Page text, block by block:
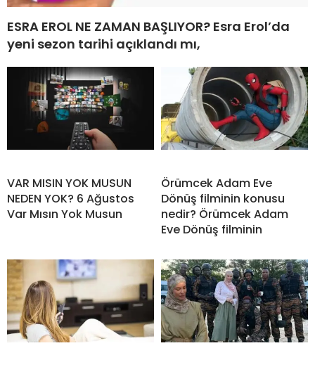
ESRA EROL NE ZAMAN BAŞLIYOR? Esra Erol’da
yeni sezon tarihi açıklandı mı,
VAR MISIN YOK MUSUN
NEDEN YOK? 6 Ağustos
Var Mısın Yok Musun
Örümcek Adam Eve
Dönüş filminin konusu
nedir? Örümcek Adam
Eve Dönüş filminin